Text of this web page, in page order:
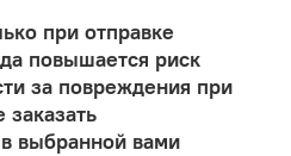
при отправке
повышается риск
за повреждения при
выбранной вами